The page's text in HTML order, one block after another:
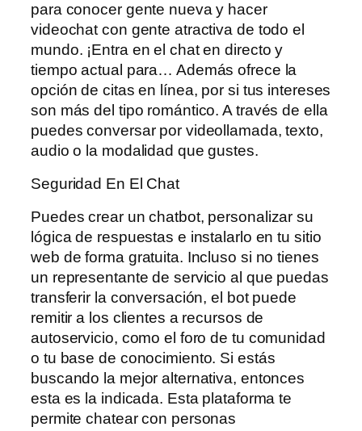
para conocer gente nueva y hacer
videochat con gente atractiva de todo el
mundo. ¡Entra en el chat en directo y
tiempo actual para… Además ofrece la
opción de citas en línea, por si tus intereses
son más del tipo romántico. A través de ella
puedes conversar por videollamada, texto,
audio o la modalidad que gustes.
Seguridad En El Chat
Puedes crear un chatbot, personalizar su
lógica de respuestas e instalarlo en tu sitio
web de forma gratuita. Incluso si no tienes
un representante de servicio al que puedas
transferir la conversación, el bot puede
remitir a los clientes a recursos de
autoservicio, como el foro de tu comunidad
o tu base de conocimiento. Si estás
buscando la mejor alternativa, entonces
esta es la indicada. Esta plataforma te
permite chatear con personas